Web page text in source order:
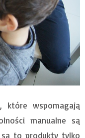
które wspomagają
manualne są
są to produkty tylko